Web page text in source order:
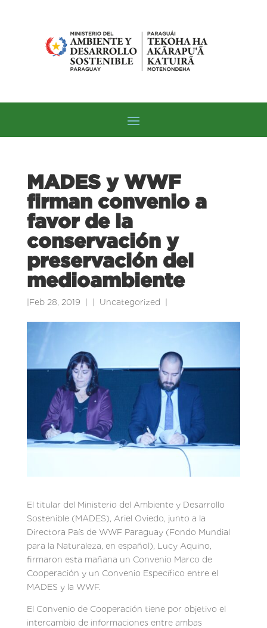
MADES y WWF
firman convenio a
favor de la
conservación y
preservación del
medioambiente
Feb 28, 2019 Uncategorized
El titular del Ministerio del Ambiente y Desarrollo
Sostenible (MADES), Ariel Oviedo, junto a la
Directora País de WWF Paraguay (Fondo Mundial
para la Naturaleza, en español), Lucy Aquino,
firmaron esta mañana un Convenio Marco de
Cooperación y un Convenio Específico entre el
MADES y la WWF.
El Convenio de Cooperación tiene por objetivo el
intercambio de informaciones entre ambas